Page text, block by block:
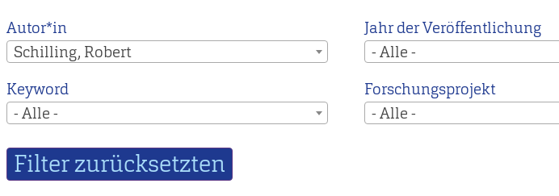
Autor*in
Schilling, Robert
Jahr der Veröffentlichung
- Alle -
Keyword
- Alle -
Forschungsprojekt
- Alle -